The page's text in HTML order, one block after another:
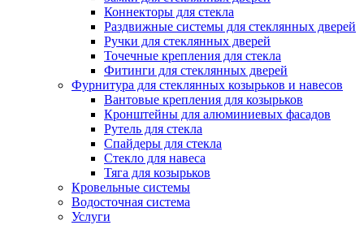
Коннекторы для стекла
Раздвижные системы для стеклянных дверей
Ручки для стеклянных дверей
Точечные крепления для стекла
Фитинги для стеклянных дверей
Фурнитура для стеклянных козырьков и навесов
Вантовые крепления для козырьков
Кронштейны для алюминиевых фасадов
Рутель для стекла
Спайдеры для стекла
Стекло для навеса
Тяга для козырьков
Кровельные системы
Водосточная система
Услуги